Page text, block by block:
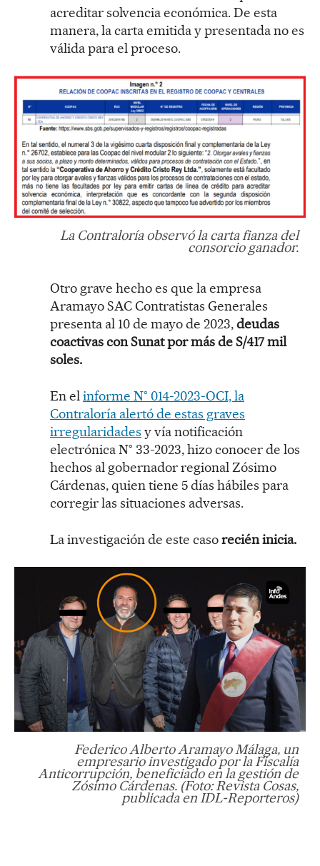
acreditar solvencia económica. De esta
manera, la carta emitida y presentada no es
válida para el proceso.
La Contraloría observó la carta fianza del
consorcio ganador.
Otro grave hecho es que la empresa
Aramayo SAC Contratistas Generales
presenta al 10 de mayo de 2023,deudas
coactivas con Sunat por más de S/417 mil
soles.
En elinforme N° 014-2023-OCI, la
Contraloría alertó de estas graves
irregularidades y vía notificación
electrónica N° 33-2023, hizo conocer de los
hechos al gobernador regional Zósimo
Cárdenas, quien tiene 5 días hábiles para
corregir las situaciones adversas.
La investigación de este casorecién inicia.
Federico Alberto Aramayo Málaga, un
empresario investigado por la Fiscalía
Anticorrupción, beneficiado en la gestión de
Zósimo Cárdenas. (Foto: Revista Cosas,
publicada en IDL-Reporteros)